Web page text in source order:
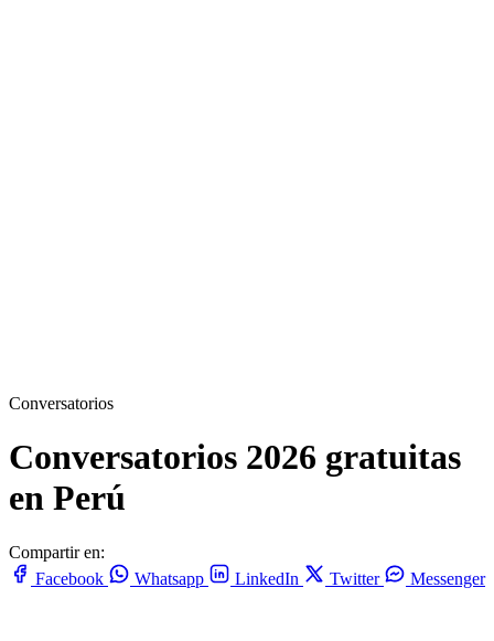
Conversatorios
Conversatorios 2026 gratuitas
en Perú
Compartir en:
Facebook
Whatsapp LinkedIn Twitter Messenger